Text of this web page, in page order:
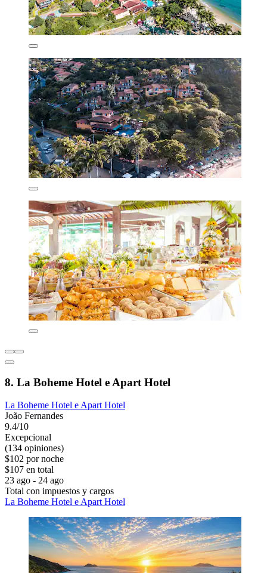
8. La Boheme Hotel e Apart Hotel
La Boheme Hotel e Apart Hotel
João Fernandes
9.4/10
Excepcional
(134 opiniones)
$102 por noche
$107 en total
23 ago - 24 ago
Total con impuestos y cargos
La Boheme Hotel e Apart Hotel